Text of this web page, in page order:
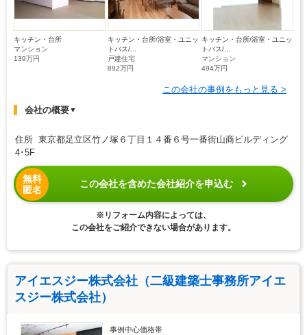
キッチン・台所
マンション
139万円
キッチン・台所/浴室・ユニッ
トバス/...
戸建住宅
892万円
キッチン・台所/浴室・ユニッ
トバス/...
マンション
494万円
この会社の事例をもっと見る >
会社の概要▼
住所 東京都足立区竹ノ塚６丁目１４番６号一番街山商ビルディング
4･5F
無料
匿名
この会社を含めた会社紹介を申込む
※リフォーム内容によっては、
この会社をご紹介できない場合があります。
アイエスジー株式会社（二級建築士事務所アイエ
スジー株式会社）
事例中心価格帯